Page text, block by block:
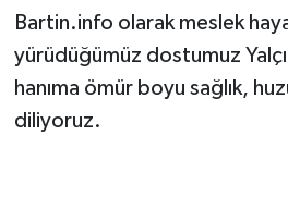
Bartin.info olarak meslek
yürüdüğümüz dostumuz
hanıma ömür boyu sağlık,
diliyoruz.